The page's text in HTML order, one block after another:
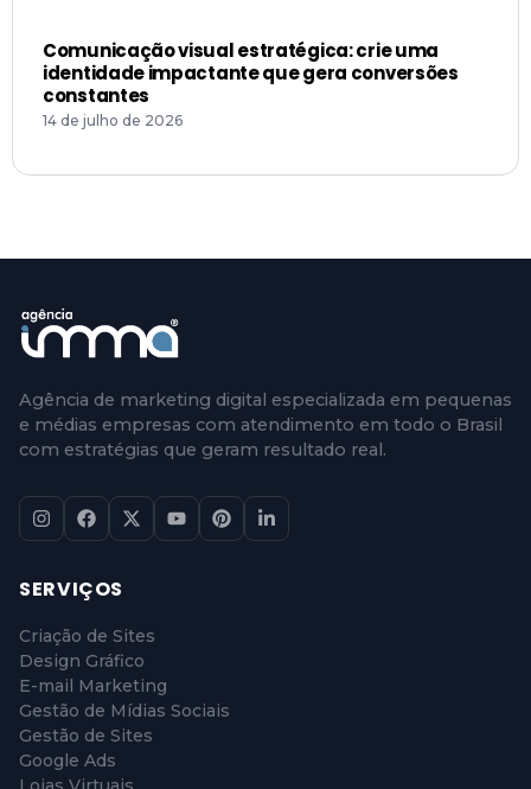
Comunicação visual estratégica: crie uma
identidade impactante que gera conversões
constantes
14 de julho de 2026
Agência de marketing digital especializada em pequenas
e médias empresas com atendimento em todo o Brasil
com estratégias que geram resultado real.
SERVIÇOS
Criação de Sites
Design Gráfico
E-mail Marketing
Gestão de Mídias Sociais
Gestão de Sites
Google Ads